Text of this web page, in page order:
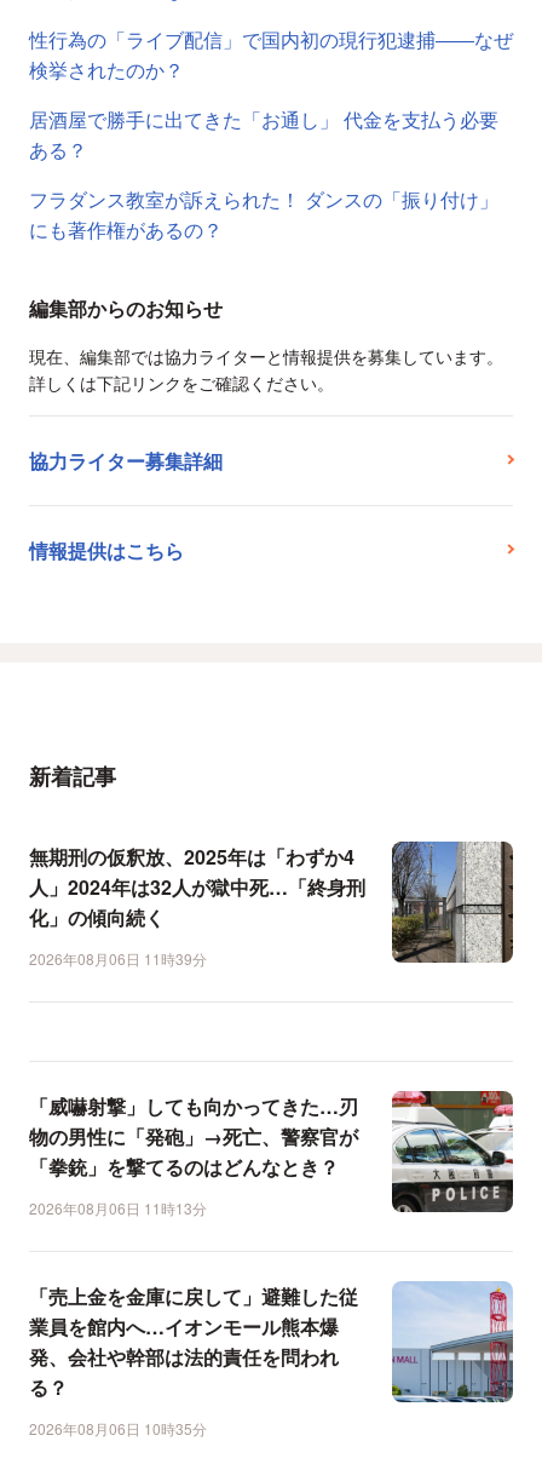
性行為の「ライブ配信」で国内初の現行犯逮捕――なぜ
検挙されたのか？
居酒屋で勝手に出てきた「お通し」 代金を支払う必要
ある？
フラダンス教室が訴えられた！ ダンスの「振り付け」
にも著作権があるの？
編集部からのお知らせ
現在、編集部では協力ライターと情報提供を募集しています。
詳しくは下記リンクをご確認ください。
協力ライター募集詳細
情報提供はこちら
新着記事
無期刑の仮釈放、2025年は「わずか4
人」2024年は32人が獄中死…「終身刑
化」の傾向続く
2026年08月06日 11時39分
「威嚇射撃」しても向かってきた…刃
物の男性に「発砲」→死亡、警察官が
「拳銃」を撃てるのはどんなとき？
2026年08月06日 11時13分
「売上金を金庫に戻して」避難した従
業員を館内へ…イオンモール熊本爆
発、会社や幹部は法的責任を問われ
る？
2026年08月06日 10時35分